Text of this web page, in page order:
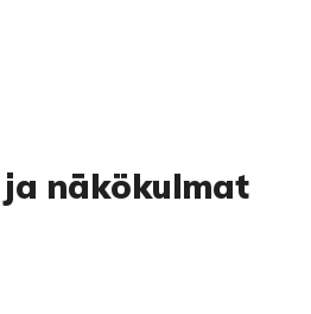
näkökulmat